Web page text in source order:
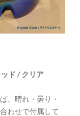
ド / クリア
、晴れ・曇り・
わせで付属して